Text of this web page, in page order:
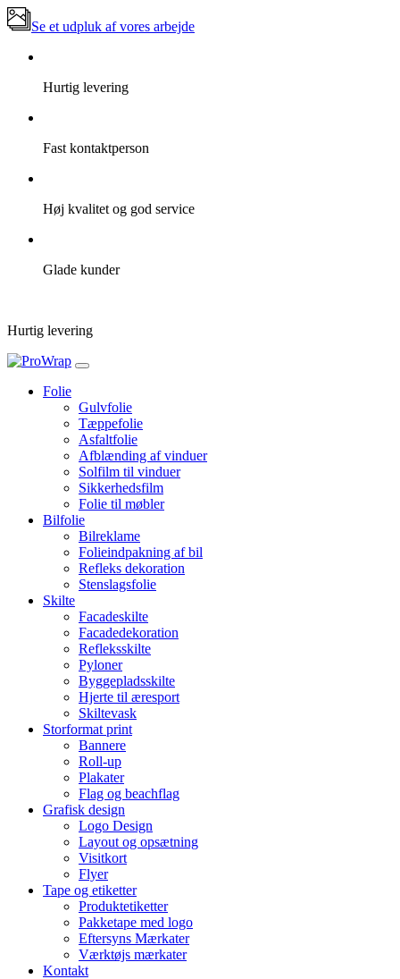
Se et udpluk af vores arbejde
Hurtig levering
Fast kontaktperson
Høj kvalitet og god service
Glade kunder
Hurtig levering
Folie
Gulvfolie
Tæppefolie
Asfaltfolie
Afblænding af vinduer
Solfilm til vinduer
Sikkerhedsfilm
Folie til møbler
Bilfolie
Bilreklame
Folieindpakning af bil
Refleks dekoration
Stenslagsfolie
Skilte
Facadeskilte
Facadedekoration
Refleksskilte
Pyloner
Byggepladsskilte
Hjerte til æresport
Skiltevask
Storformat print
Bannere
Roll-up
Plakater
Flag og beachflag
Grafisk design
Logo Design
Layout og opsætning
Visitkort
Flyer
Tape og etiketter
Produktetiketter
Pakketape med logo
Eftersyns Mærkater
Værktøjs mærkater
Kontakt